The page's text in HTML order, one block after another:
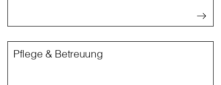
Pflege & Betreuung